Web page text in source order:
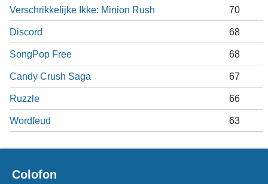
Verschrikkelijke Ikke: Minion Rush 70
Discord 68
SongPop Free 68
Candy Crush Saga 67
Ruzzle 66
Wordfeud 63
Colofon